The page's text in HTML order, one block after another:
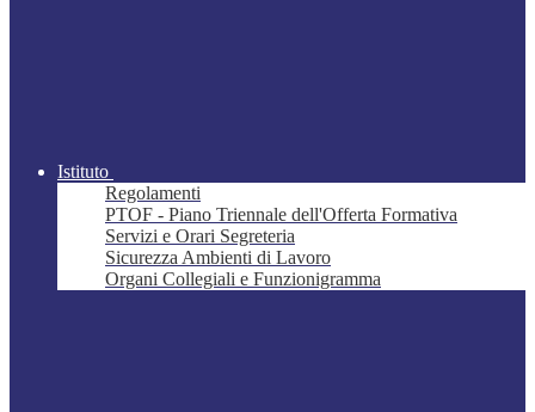
Istituto
Regolamenti
PTOF - Piano Triennale dell'Offerta Formativa
Servizi e Orari Segreteria
Sicurezza Ambienti di Lavoro
Organi Collegiali e Funzionigramma